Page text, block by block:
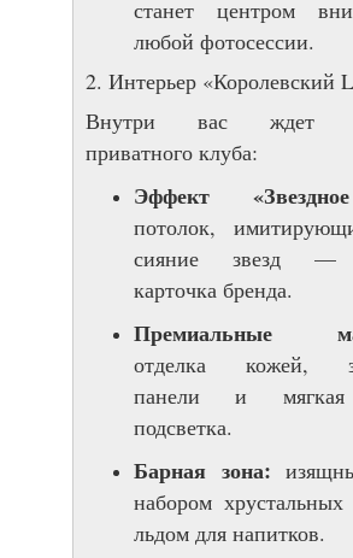
станет центром
любой фотосессии.
2. Интерьер «Королевский
Внутри вас ждет
приватного клуба:
Эффект
потолок,
сияние звезд —
карточка бренда.
Премиальные
отделка кожей,
панели и мягкая
подсветка.
Барная зона:
набором
льдом для напитков.